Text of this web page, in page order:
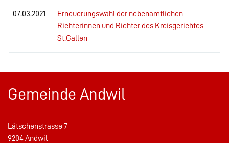
07.03.2021
Erneuerungswahl der nebenamtlichen
Richterinnen und Richter des Kreisgerichtes
St.Gallen
Gemeinde Andwil
Lätschenstrasse 7
9204 Andwil